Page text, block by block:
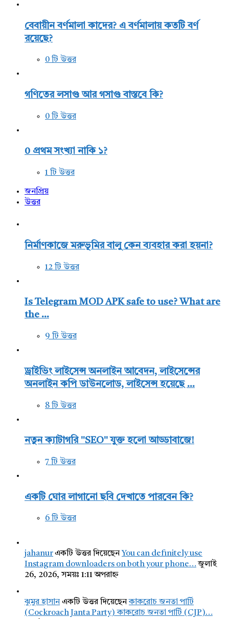
বেবায়ীন বর্ণমালা কাদের? এ বর্ণমালায় কতটি বর্ণ
রয়েছে?
0 টি উত্তর
গণিতের লসাগু আর গসাগু বাস্তবে কি?
0 টি উত্তর
0 প্রথম সংখ্যা নাকি ১?
1 টি উত্তর
জনপ্রিয়
উত্তর
নির্মাণকাজে মরুভূমির বালু কেন ব্যবহার করা হয়না?
12 টি উত্তর
Is Telegram MOD APK safe to use? What are
the ...
9 টি উত্তর
ড্রাইভিং লাইসেন্স অনলাইন আবেদন, লাইসেন্সের
অনলাইন কপি ডাউনলোড, লাইসেন্স হয়েছে ...
8 টি উত্তর
নতুন ক্যাটাগরি "SEO" যুক্ত হলো আড্ডাবাজে!
7 টি উত্তর
একটি ঘোর লাগানো ছবি দেখাতে পারবেন কি?
6 টি উত্তর
jahanurএকটি উত্তর দিয়েছেন You can definitely use
Instagram downloaders on both your phone… জুলাই
26, 2026, সময়ঃ 1:11 অপরাহ্ন
ঝুমুর হাসানএকটি উত্তর দিয়েছেনকাকরোচ জনতা পার্টি
(Cockroach Janta Party) কাকরোচ জনতা পার্টি (CJP)…